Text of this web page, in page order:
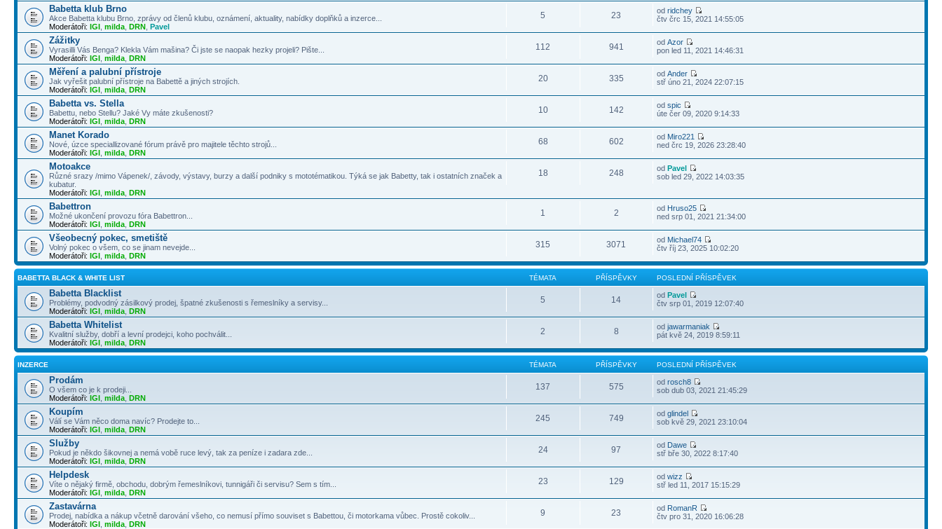
Babetta klub Brno
Akce Babetta klubu Brno, zprávy od členů klubu, oznámení, aktuality, nabídky doplňků a inzerce...
Moderátoři: IGI milda DRN Pavel
5 23 odridchey
čtv črc 15, 2021 14:55:05
Zážitky
Vyrasilli Vás Benga? Klekla Vám mašina? Či jste se naopak hezky projeli? Pište...
Moderátoři: IGI milda DRN
112 941 odAzor
pon led 11, 2021 14:46:31
Měření a palubní přístroje
Jak vyřešit palubní přístroje na Babettě a jiných strojích.
Moderátoři: IGI milda DRN
20 335 odAnder
stř úno 21, 2024 22:07:15
Babetta vs. Stella
Babettu, nebo Stellu? Jaké Vy máte zkušenosti?
Moderátoři: IGI milda DRN
10 142 odspic
úte čer 09, 2020 9:14:33
Manet Korado
Nové, úzce speciallizované fórum právě pro majitele těchto strojů...
Moderátoři: IGI milda DRN
68 602 od Miro221
ned črc 19, 2026 23:28:40
Motoakce
Různé srazy /mimo Vápenek/, závody, výstavy, burzy a další podniky s mototématikou. Týká se jak Babetty, tak i ostatních značek a
kubatur.
Moderátoři: IGI milda DRN
18 248 odPavel
sob led 29, 2022 14:03:35
Babettron
Možné ukončení provozu fóra Babettron...
Moderátoři: IGI milda DRN
1 2 od Hruso25
ned srp 01, 2021 21:34:00
Všeobecný pokec, smetiště
Volný pokec o všem, co se jinam nevejde...
Moderátoři: IGI milda DRN
315 3071 od Michael74
čtv říj 23, 2025 10:02:20
BABETTA BLACK & WHITE LIST TÉMATA PŘÍSPĚVKY POSLEDNÍ PŘÍSPĚVEK
Babetta Blacklist
Problémy, podvodný zásilkový prodej, špatné zkušenosti s řemeslníky a servisy...
Moderátoři: IGI milda DRN
5 14 odPavel
čtv srp 01, 2019 12:07:40
Babetta Whitelist
Kvalitní služby, dobří a levní prodejci, koho pochválit...
Moderátoři: IGI milda DRN
2 8 odjawarmaniak
pát kvě 24, 2019 8:59:11
INZERCE TÉMATA PŘÍSPĚVKY POSLEDNÍ PŘÍSPĚVEK
Prodám
O všem co je k prodeji...
Moderátoři: IGI milda DRN
137 575 odrosch8
sob dub 03, 2021 21:45:29
Koupím
Válí se Vám něco doma navíc? Prodejte to...
Moderátoři: IGI milda DRN
245 749 odglindel
sob kvě 29, 2021 23:10:04
Služby
Pokud je někdo šikovnej a nemá vobě ruce levý, tak za peníze i zadara zde...
Moderátoři: IGI milda DRN
24 97 od Dawe
stř bře 30, 2022 8:17:40
Helpdesk
Víte o nějaký firmě, obchodu, dobrým řemeslníkovi, tunnigáři či servisu? Sem s tím...
Moderátoři: IGI milda DRN
23 129 odwizz
stř led 11, 2017 15:15:29
Zastavárna
Prodej, nabídka a nákup včetně darování všeho, co nemusí přímo souviset s Babettou, či motorkama vůbec. Prostě cokoliv...
Moderátoři: IGI milda DRN
9 23 od RomanR
čtv pro 31, 2020 16:06:28